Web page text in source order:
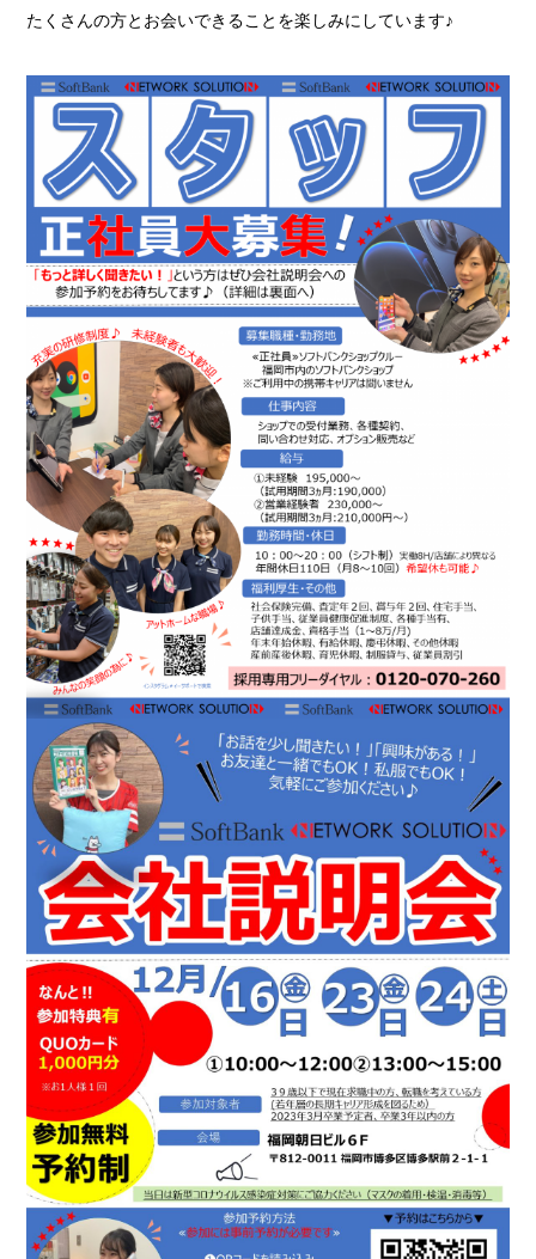
たくさんの方とお会いできることを楽しみにしています♪